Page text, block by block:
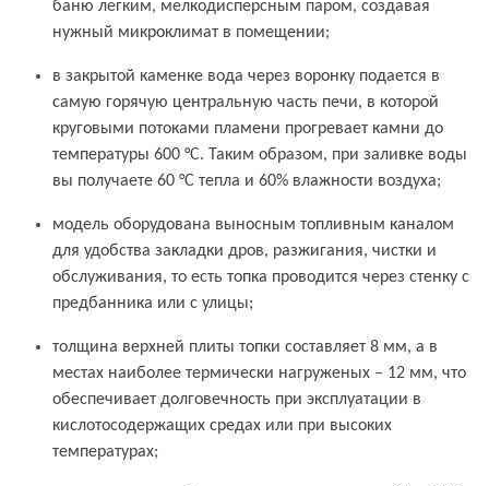
баню легким, мелкодисперсным паром, создавая
нужный микроклимат в помещении;
в закрытой каменке вода через воронку подается в
самую горячую центральную часть печи, в которой
круговыми потоками пламени прогревает камни до
температуры 600 °С. Таким образом, при заливке воды
вы получаете 60 °С тепла и 60% влажности воздуха;
модель оборудована выносным топливным каналом
для удобства закладки дров, разжигания, чистки и
обслуживания, то есть топка проводится через стенку с
предбанника или с улицы;
толщина верхней плиты топки составляет 8 мм, а в
местах наиболее термически нагруженых – 12 мм, что
обеспечивает долговечность при эксплуатации в
кислотосодержащих средах или при высоких
температурах;